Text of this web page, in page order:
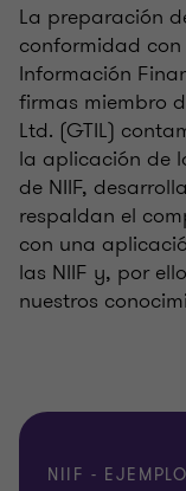
La preparación
conformidad
Información
firmas miembro
Ltd. (GTIL)
la aplicación de
de NIIF,
respaldan el
con una
las NIIF y, por
nuestros
NIIF - EJEMPLO